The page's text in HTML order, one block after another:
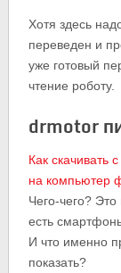
Хотя здесь
переведен и
уже готовый
чтение роботу.
drmotor
Как скачивать
на компьютер
Чего-чего?
есть
И что именно
показать?